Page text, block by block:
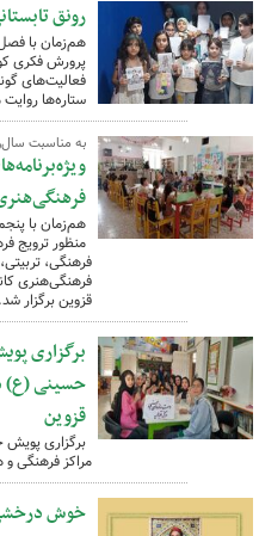
رونق
هم‌زمان با
پرورش فکری
فعالیت‌های
ستاره‌ها
به مناسبت
هم‌زمان با
منظور ترویج
فرهنگی،
فرهنگی‌هنری
قزوین برگزار شد.
برگزاری
حسینی (ع)
قزوین
برگزاری
مراکز فرهنگی
خوش